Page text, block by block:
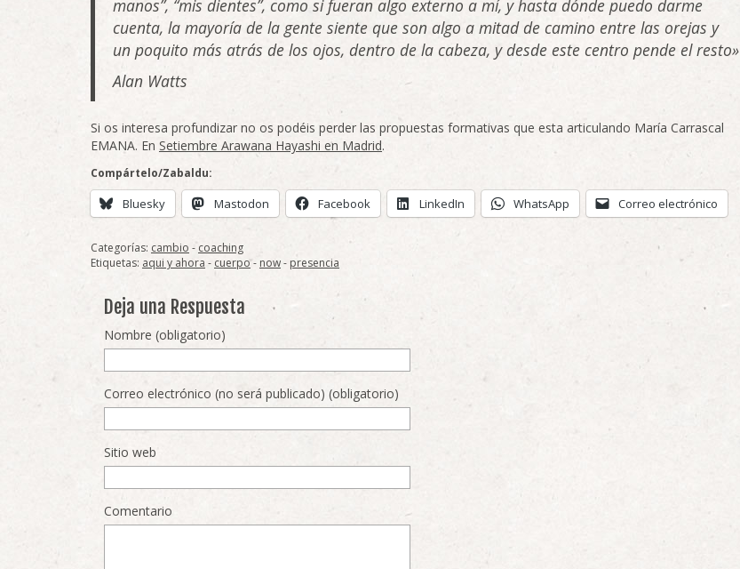
manos”, “mis dientes”, como si fueran algo externo a mí, y hasta dónde puedo darme
cuenta, la mayoría de la gente siente que son algo a mitad de camino entre las orejas y
un poquito más atrás de los ojos, dentro de la cabeza, y desde este centro pende el resto»
Alan Watts
Si os interesa profundizar no os podéis perder las propuestas formativas que esta articulando María Carrascal
EMANA. En Setiembre Arawana Hayashi en Madrid.
Compártelo/Zabaldu:
Bluesky Mastodon Facebook LinkedIn WhatsApp Correo electrónico
Categorías: cambio - coaching
Etiquetas: aqui y ahora - cuerpo- now- presencia
Deja una Respuesta
Nombre (obligatorio)
Correo electrónico (no será publicado) (obligatorio)
Sitio web
Comentario